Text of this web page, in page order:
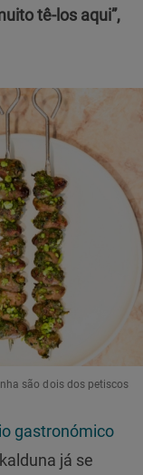
tê-los aqui”,
são dois dos petiscos
gastronómico
já se